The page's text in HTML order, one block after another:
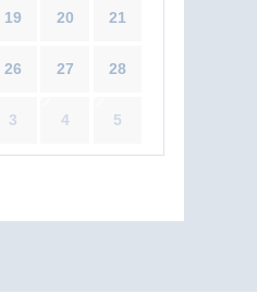
19 20 21
26 27 28
3 4 5